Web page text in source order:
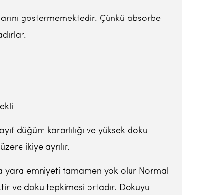
gostermemektedir. Çünkü absorbe
düğüm kararlılığı ve yüksek doku
ikiye ayrılır.
yara emniyeti tamamen yok olur Normal
ve doku tepkimesi ortadır. Dokuyu